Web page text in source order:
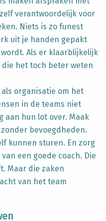
verantwoordelijk voor
Niets is zo funest
uit je handen gepakt
Als er klaarblijkelijk
het toch beter weten
organisatie om het
in de teams niet
aan hun lot over. Maak
bevoegdheden.
kunnen sturen. En zorg
een goede coach. Die
Maar die zaken
van het team